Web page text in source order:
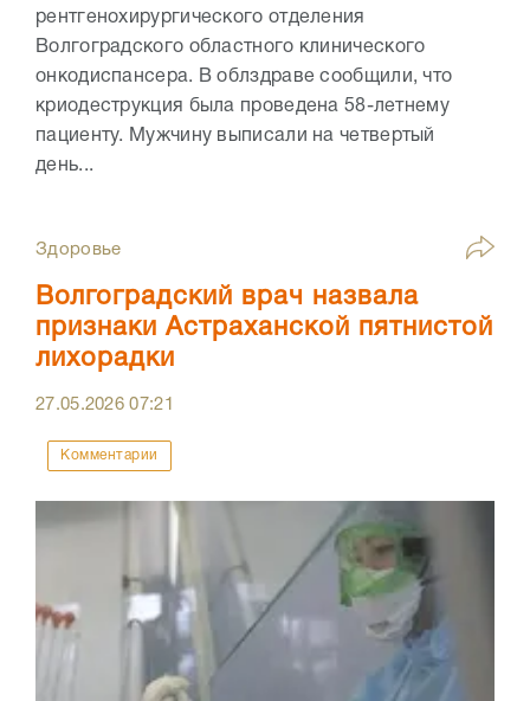
рентгенохирургического отделения
Волгоградского областного клинического
онкодиспансера. В облздраве сообщили, что
криодеструкция была проведена 58-летнему
пациенту. Мужчину выписали на четвертый
день...
Здоровье
Волгоградский врач назвала
признаки Астраханской пятнистой
лихорадки
27.05.202607:21
Комментарии